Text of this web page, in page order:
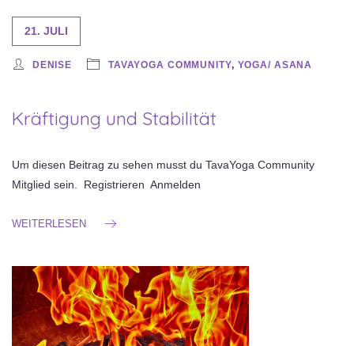
21. JULI
DENISE TAVAYOGA COMMUNITY, YOGA/ ASANA
Kräftigung und Stabilität
Um diesen Beitrag zu sehen musst du TavaYoga Community
Mitglied sein. Registrieren Anmelden
WEITERLESEN